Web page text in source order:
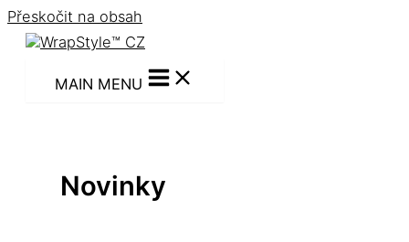
Přeskočit na obsah
MAIN MENU
Novinky